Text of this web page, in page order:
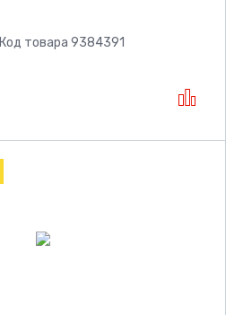
Код товара 9384391